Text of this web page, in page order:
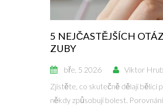
5 NEJČASTĚJŠÍCH
ZUBY
bře, 5 2026 Viktor
Zjistěte, co skutečně dělají bělicí
někdy způsobují bolest.